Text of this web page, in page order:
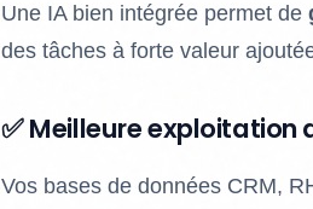
Une IA bien intégrée permet de
des tâches à forte valeur
✅ Meilleure exploitation
Vos bases de données CRM,